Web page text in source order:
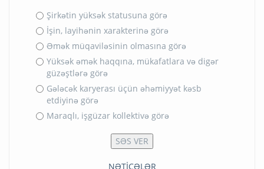
Şirkətin yüksək statusuna görə
İşin, layihənin xarakterinə görə
Əmək müqaviləsinin olmasına görə
Yüksək əmək haqqına, mükafatlara və digər
güzəştlərə görə
Gələcək karyerası üçün əhəmiyyət kəsb
etdiyinə görə
Maraqlı, işgüzar kollektivə görə
NƏTİCƏLƏR